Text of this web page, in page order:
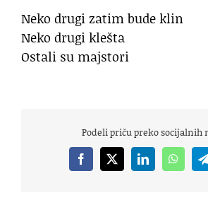
Neko drugi zatim bude klin
Neko drugi klešta
Ostali su majstori
Podeli priču preko socijalnih
Facebook
X LinkedIn